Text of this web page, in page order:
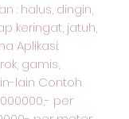
: halus, dingin,
keringat, jatuh,
Aplikasi:
gamis,
lain Contoh
per